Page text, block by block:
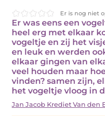
Er is nog niet
Er was eens een
heel erg met elkaar
vogeltje en zij het
en leuk en werden
elkaar gingen van
veel houden maar
vinden? samen zijn,
het vogeltje vloog in
Jan Jacob Krediet Van den